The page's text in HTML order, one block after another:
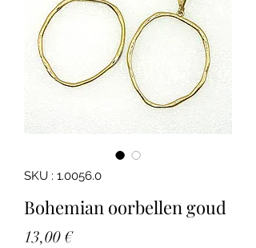
SKU : 1.0056.0
Bohemian oorbellen goud
13,00 €Prix